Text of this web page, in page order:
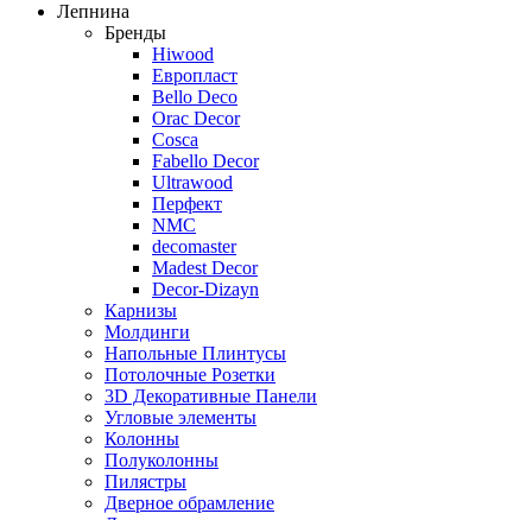
Лепнина
Бренды
Hiwood
Европласт
Bello Deco
Orac Decor
Cosca
Fabello Decor
Ultrawood
Перфект
NMC
decomaster
Madest Decor
Decor-Dizayn
Карнизы
Молдинги
Напольные Плинтусы
Потолочные Розетки
3D Декоративные Панели
Угловые элементы
Колонны
Полуколонны
Пилястры
Дверное обрамление